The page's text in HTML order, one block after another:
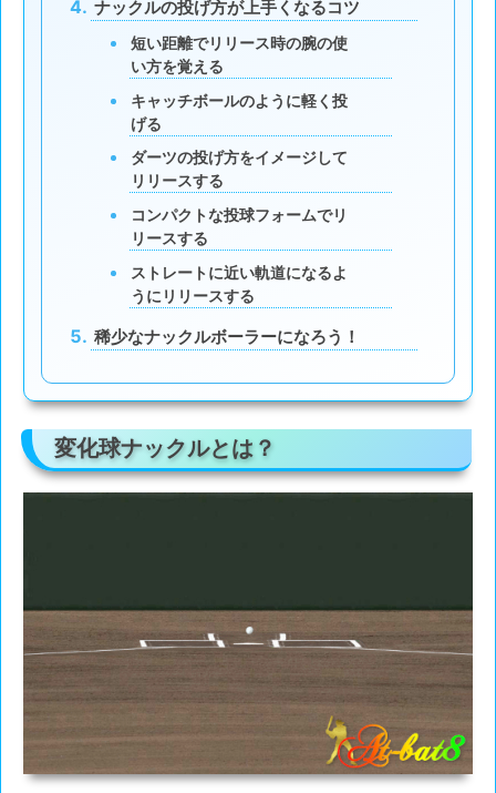
ナックルの投げ方が上手くなるコツ
短い距離でリリース時の腕の使
い方を覚える
キャッチボールのように軽く投
げる
ダーツの投げ方をイメージして
リリースする
コンパクトな投球フォームでリ
リースする
ストレートに近い軌道になるよ
うにリリースする
稀少なナックルボーラーになろう！
変化球ナックルとは？